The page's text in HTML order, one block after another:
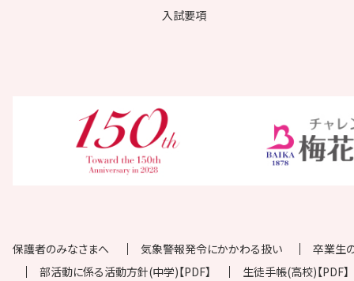
入試要項
保護者のみなさまへ 気象警報発令にかかわる扱い
卒業生
部活動に係る活動方針(中学)【PDF】
生徒手帳(高校)【PDF】